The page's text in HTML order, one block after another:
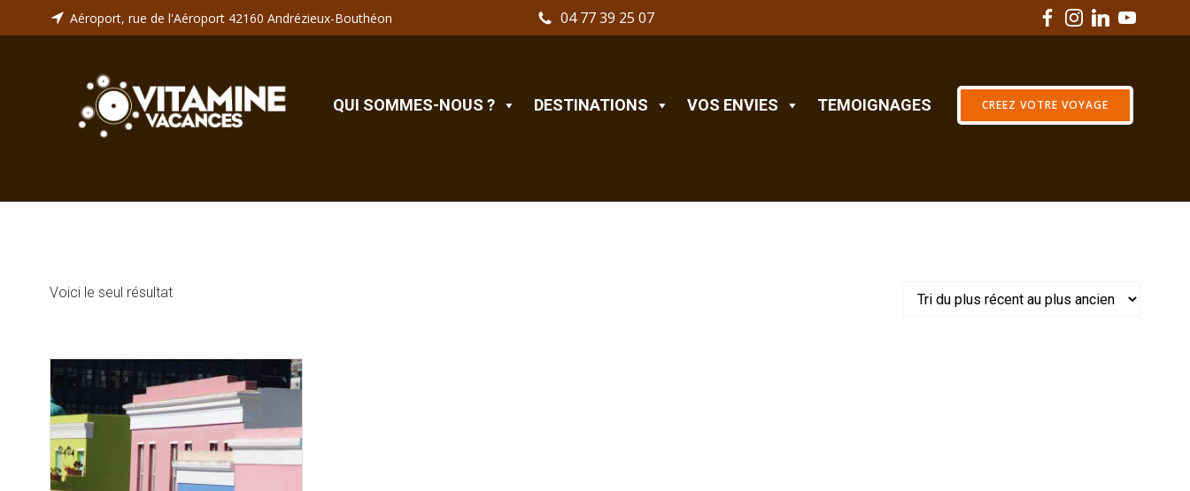
au
Aéroport, rue de l'Aéroport 42160 Andrézieux-Bouthéon 04 77 39 25 07
QUI SOMMES-NOUS ? DESTINATIONS VOS ENVIES TEMOIGNAGES CREEZ VOTRE VOYAGE
Voici le seul résultat